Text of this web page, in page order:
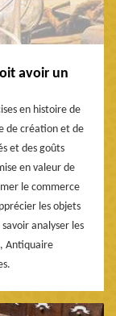
avoir un
en histoire de
de création et de
et des goûts
en valeur de
le commerce
les objets
analyser les
Antiquaire